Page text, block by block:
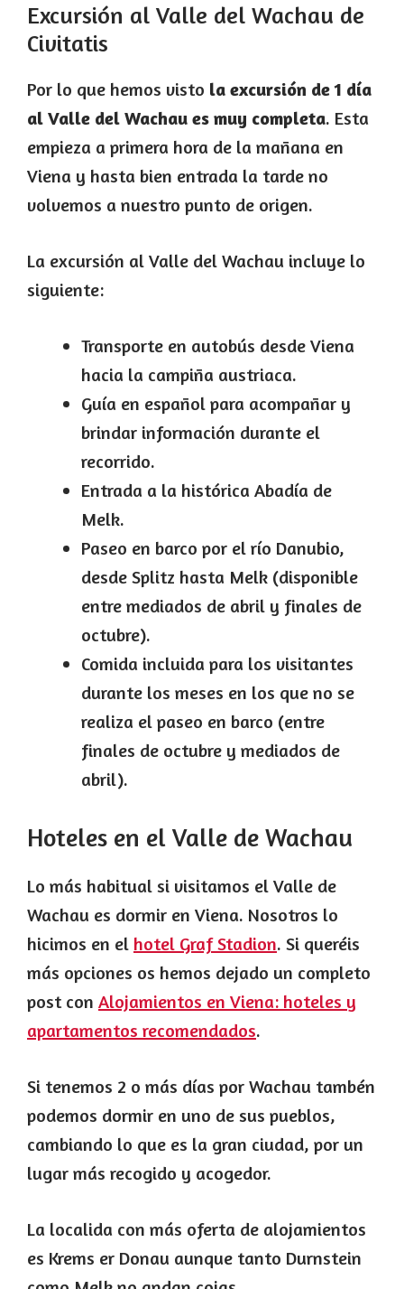
Excursión al Valle del Wachau de
Civitatis
Por lo que hemos visto la excursión de 1 día
al Valle del Wachau es muy completa. Esta
empieza a primera hora de la mañana en
Viena y hasta bien entrada la tarde no
volvemos a nuestro punto de origen.
La excursión al Valle del Wachau incluye lo
siguiente:
Transporte en autobús desde Viena
hacia la campiña austriaca.
Guía en español para acompañar y
brindar información durante el
recorrido.
Entrada a la histórica Abadía de
Melk.
Paseo en barco por el río Danubio,
desde Splitz hasta Melk (disponible
entre mediados de abril y finales de
octubre).
Comida incluida para los visitantes
durante los meses en los que no se
realiza el paseo en barco (entre
finales de octubre y mediados de
abril).
Hoteles en el Valle de Wachau
Lo más habitual si visitamos el Valle de
Wachau es dormir en Viena. Nosotros lo
hicimos en el hotel Graf Stadion. Si queréis
más opciones os hemos dejado un completo
post con Alojamientos en Viena: hoteles y
apartamentos recomendados.
Si tenemos 2 o más días por Wachau tambén
podemos dormir en uno de sus pueblos,
cambiando lo que es la gran ciudad, por un
lugar más recogido y acogedor.
La localida con más oferta de alojamientos
es Krems er Donau aunque tanto Durnstein